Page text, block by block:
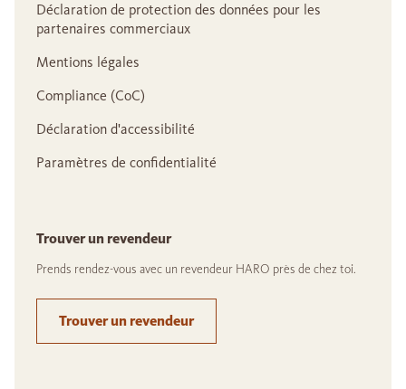
Déclaration de protection des données pour les
partenaires commerciaux
Mentions légales
Compliance (CoC)
Déclaration d'accessibilité
Paramètres de confidentialité
Trouver un revendeur
Prends rendez-vous avec un revendeur HARO près de chez toi.
Trouver un revendeur